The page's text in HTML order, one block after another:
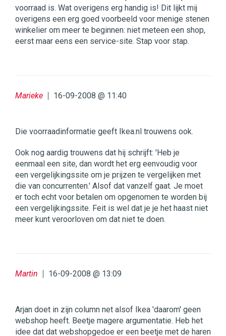
voorraad is. Wat overigens erg handig is! Dit lijkt mij
overigens een erg goed voorbeeld voor menige stenen
winkelier om meer te beginnen: niet meteen een shop,
eerst maar eens een service-site. Stap voor stap.
Marieke 16-09-2008 @ 11:40
Die voorraadinformatie geeft Ikea.nl trouwens ook.
Ook nog aardig trouwens dat hij schrijft: 'Heb je
eenmaal een site, dan wordt het erg eenvoudig voor
een vergelijkingssite om je prijzen te vergelijken met
die van concurrenten.' Alsof dat vanzelf gaat. Je moet
er toch echt voor betalen om opgenomen te worden bij
een vergelijkingssite. Feit is wel dat je je het haast niet
meer kunt veroorloven om dat niet te doen.
Martin 16-09-2008 @ 13:09
Arjan doet in zijn column net alsof Ikea 'daarom' geen
webshop heeft. Beetje magere argumentatie. Heb het
idee dat dat webshopgedoe er een beetje met de haren